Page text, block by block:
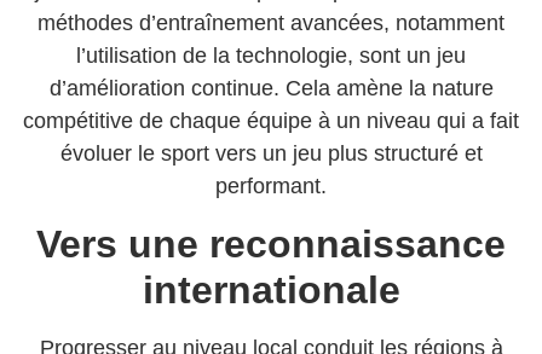
méthodes d’entraînement avancées, notamment
l’utilisation de la technologie, sont un jeu
d’amélioration continue. Cela amène la nature
compétitive de chaque équipe à un niveau qui a fait
évoluer le sport vers un jeu plus structuré et
performant.
Vers une reconnaissance
internationale
Progresser au niveau local conduit les régions à